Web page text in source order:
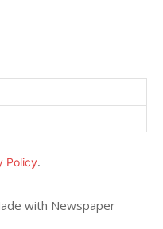
Policy.
with Newspaper